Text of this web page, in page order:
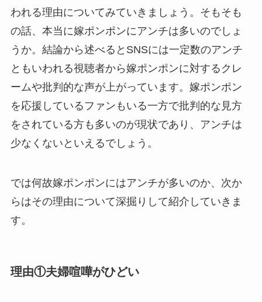
われる理由についてみていきましょう。そもそも
の話、本当に嫁ポンポンにアンチは多いのでしょ
うか。結論から述べるとSNSには一定数のアンチ
ともいわれる視聴者から嫁ポンポンに対するクレ
ームや批判的な声が上がっています。嫁ポンポン
を応援しているファンもいる一方で批判的な見方
をされている方も多いのが現状であり、アンチは
少なくないといえるでしょう。
では何故嫁ポンポンにはアンチが多いのか、次か
らはその理由について深掘りして紹介していきま
す。
理由①夫婦喧嘩がひどい